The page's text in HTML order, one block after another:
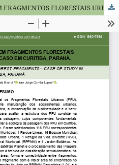
MÉTRICAS DE PAISAGEM EM FRAGMENTOS FLORESTAIS URBANOS – ESTUDO DE CASO EM CURITIBA, PARANÁ